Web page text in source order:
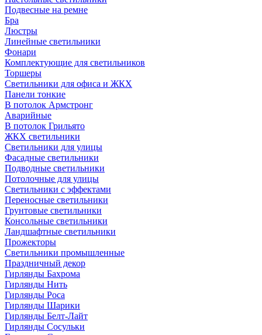
Подвесные на ремне
Бра
Люстры
Линейные светильники
Фонари
Комплектующие для светильников
Торшеры
Светильники для офиса и ЖКХ
Панели тонкие
В потолок Армстронг
Аварийные
В потолок Грильято
ЖКХ светильники
Светильники для улицы
Фасадные светильники
Подводные светильники
Потолочные для улицы
Светильники с эффектами
Переносные светильники
Грунтовые светильники
Консольные светильники
Ландшафтные светильники
Прожекторы
Светильники промышленные
Праздничный декор
Гирлянды Бахрома
Гирлянды Нить
Гирлянды Роса
Гирлянды Шарики
Гирлянды Белт-Лайт
Гирлянды Сосульки